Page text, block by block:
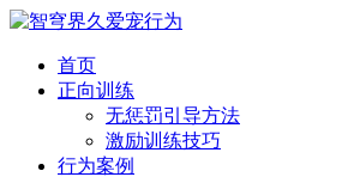
首页
正向训练
无惩罚引导方法
激励训练技巧
行为案例